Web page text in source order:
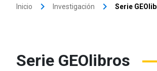
Inicio keyboard_arrow_right Investigación keyboard_arrow_right Serie
Serie GEOlibros